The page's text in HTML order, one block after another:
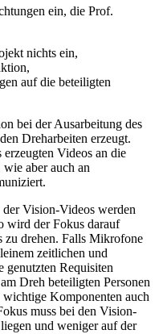
ein, die Prof.
nichts ein,
auf die beteiligten
bei der Ausarbeitung des
Dreharbeiten erzeugt.
Videos an die
aber auch an
Vision-Videos werden
wird der Fokus darauf
zu drehen. Falls Mikrofone
zeitlichen und
Requisiten
Dreh beteiligten Personen
Komponenten auch
muss bei den Vision-
und weniger auf der